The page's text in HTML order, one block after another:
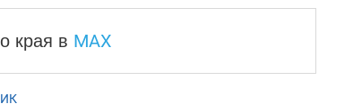
края в MAX